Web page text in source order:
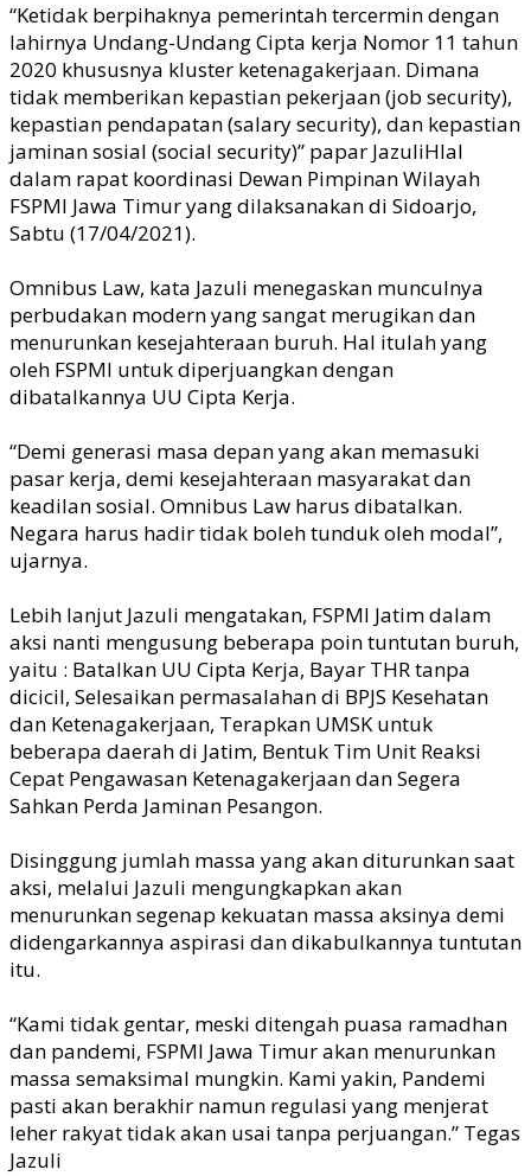
“Ketidak berpihaknya pemerintah tercermin dengan
lahirnya Undang-Undang Cipta kerja Nomor 11 tahun
2020 khususnya kluster ketenagakerjaan. Dimana
tidak memberikan kepastian pekerjaan (job security),
kepastian pendapatan (salary security), dan kepastian
jaminan sosial (social security)” papar JazuliHlal
dalam rapat koordinasi Dewan Pimpinan Wilayah
FSPMI Jawa Timur yang dilaksanakan di Sidoarjo,
Sabtu (17/04/2021).
Omnibus Law, kata Jazuli menegaskan munculnya
perbudakan modern yang sangat merugikan dan
menurunkan kesejahteraan buruh. Hal itulah yang
oleh FSPMI untuk diperjuangkan dengan
dibatalkannya UU Cipta Kerja.
“Demi generasi masa depan yang akan memasuki
pasar kerja, demi kesejahteraan masyarakat dan
keadilan sosial. Omnibus Law harus dibatalkan.
Negara harus hadir tidak boleh tunduk oleh modal”,
ujarnya.
Lebih lanjut Jazuli mengatakan, FSPMI Jatim dalam
aksi nanti mengusung beberapa poin tuntutan buruh,
yaitu : Batalkan UU Cipta Kerja, Bayar THR tanpa
dicicil, Selesaikan permasalahan di BPJS Kesehatan
dan Ketenagakerjaan, Terapkan UMSK untuk
beberapa daerah di Jatim, Bentuk Tim Unit Reaksi
Cepat Pengawasan Ketenagakerjaan dan Segera
Sahkan Perda Jaminan Pesangon.
Disinggung jumlah massa yang akan diturunkan saat
aksi, melalui Jazuli mengungkapkan akan
menurunkan segenap kekuatan massa aksinya demi
didengarkannya aspirasi dan dikabulkannya tuntutan
itu.
“Kami tidak gentar, meski ditengah puasa ramadhan
dan pandemi, FSPMI Jawa Timur akan menurunkan
massa semaksimal mungkin. Kami yakin, Pandemi
pasti akan berakhir namun regulasi yang menjerat
leher rakyat tidak akan usai tanpa perjuangan.” Tegas
Jazuli